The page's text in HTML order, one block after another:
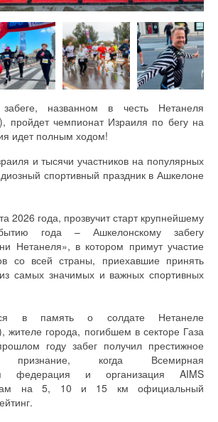
названном в честь Нетанеля
идет полным ходом!
и тысячи участников на популярных
спортивный праздник в Ашкелоне
2026 года, прозвучит старт крупнейшему
года – Ашкелонскому забегу
Нетанеля», в котором примут участие
со всей страны, приехавшие принять
самых значимых и важных спортивных
в память о солдате Нетанеле
году забег получил престижное
признание, когда Всемирная
федерация и организация AIMS
на 5, 10 и 15 км официальный